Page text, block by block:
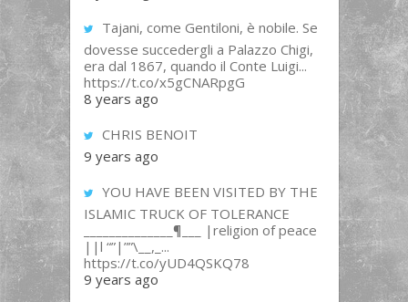
Tajani, come Gentiloni, è nobile. Se
dovesse succedergli a Palazzo Chigi,
era dal 1867, quando il Conte Luigi...
https://t.co/x5gCNARpgG
8 years ago
CHRIS BENOIT
9 years ago
YOU HAVE BEEN VISITED BY THE
ISLAMIC TRUCK OF TOLERANCE
______________¶___ |religion of peace
||l “”|””\__,_...
https://t.co/yUD4QSKQ78
9 years ago